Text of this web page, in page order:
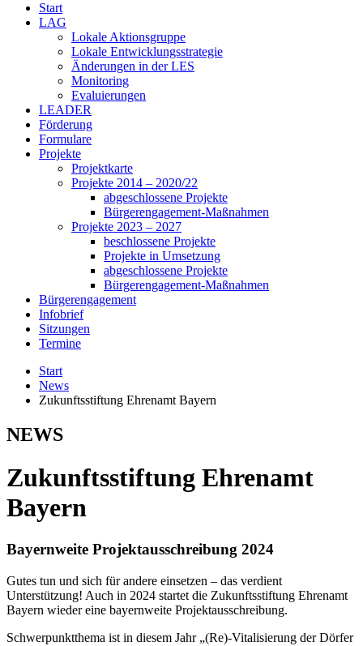
Start
LAG
Lokale Aktionsgruppe
Lokale Entwicklungsstrategie
Änderungen in der LES
Monitoring
Evaluierungen
LEADER
Förderung
Formulare
Projekte
Projektkarte
Projekte 2014 – 2020/22
abgeschlossene Projekte
Bürgerengagement-Maßnahmen
Projekte 2023 – 2027
beschlossene Projekte
Projekte in Umsetzung
abgeschlossene Projekte
Bürgerengagement-Maßnahmen
Bürgerengagement
Infobrief
Sitzungen
Termine
Start
News
Zukunftsstiftung Ehrenamt Bayern
NEWS
Zukunftsstiftung Ehrenamt
Bayern
Bayernweite Projektausschreibung 2024
Gutes tun und sich für andere einsetzen – das verdient
Unterstützung! Auch in 2024 startet die Zukunftsstiftung Ehrenamt
Bayern wieder eine bayernweite Projektausschreibung.
Schwerpunktthema ist in diesem Jahr „(Re)-Vitalisierung der Dörfer